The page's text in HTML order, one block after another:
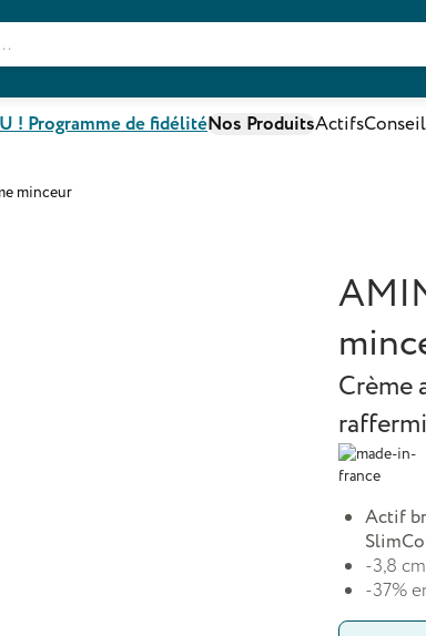
! Programme de fidélitéNos ProduitsActifs
minceur
Crème
Actif
-3,8
-37%